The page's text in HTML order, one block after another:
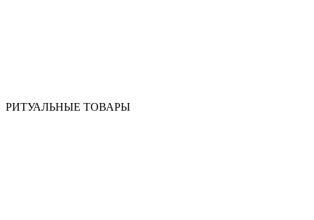
РИТУАЛЬНЫЕ ТОВАРЫ